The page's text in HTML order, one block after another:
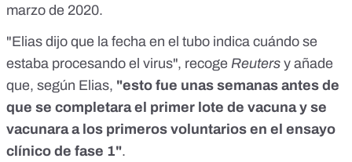
marzo de 2020.
"Elias dijo que la fecha en el tubo indica cuándo se
estaba procesando el virus", recoge Reuters y añade
que, según Elias, "esto fue unas semanas antes de
que se completara el primer lote de vacuna y se
vacunara a los primeros voluntarios en el ensayo
clínico de fase 1".